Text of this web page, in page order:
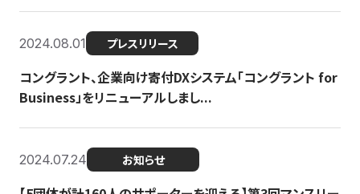
2024.08.01 プレスリリース
コングラント、企業向け寄付DXシステム「コングラント for
Business」をリニューアルしまし...
2024.07.24 お知らせ